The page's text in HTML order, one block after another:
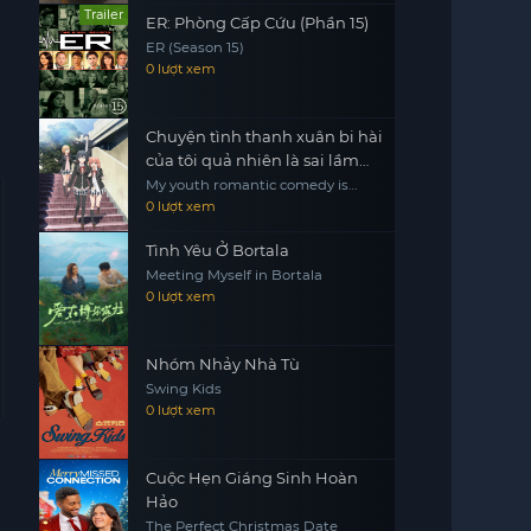
Trailer ER: Phòng Cấp Cứu (Phần 15)
ER (Season 15)
0 lượt xem
Chuyện tình thanh xuân bi hài
của tôi quả nhiên là sai lầm
(tiếp tục)
My youth romantic comedy is
wrong as I expected.2
0 lượt xem
Tình Yêu Ở Bortala
Meeting Myself in Bortala
0 lượt xem
Nhóm Nhảy Nhà Tù
Swing Kids
0 lượt xem
Cuộc Hẹn Giáng Sinh Hoàn
Hảo
The Perfect Christmas Date